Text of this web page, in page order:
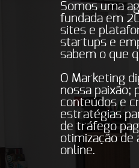
Somos uma
fundada em
sites e
startups e
sabem o que
O Marketing
nossa paixão;
conteúdos e
estratégias
de tráfego
otimização de
online.